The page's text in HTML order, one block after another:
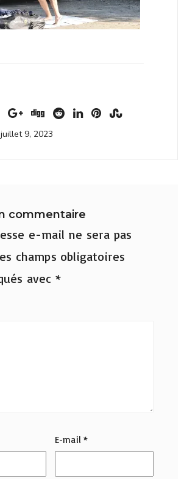
9, 2023
commentaire
e-mail ne sera pas
champs obligatoires
avec *
E-mail*